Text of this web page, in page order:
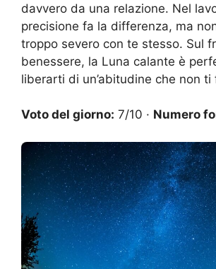
davvero da una relazione. Nel
precisione fa la differenza, ma
troppo severo con te stesso. Sul
benessere, la Luna calante è
liberarti di un’abitudine che non ti
Voto del giorno: 7/10 · Numero